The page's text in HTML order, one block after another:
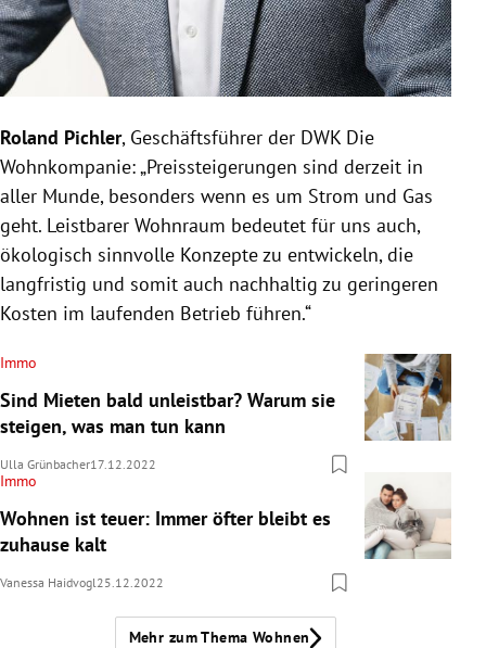
Roland Pichler, Geschäftsführer der DWK Die
Wohnkompanie: „Preissteigerungen sind derzeit in
aller Munde, besonders wenn es um Strom und Gas
geht. Leistbarer Wohnraum bedeutet für uns auch,
ökologisch sinnvolle Konzepte zu entwickeln, die
langfristig und somit auch nachhaltig zu geringeren
Kosten im laufenden Betrieb führen.“
Immo
Sind Mieten bald unleistbar? Warum sie
steigen, was man tun kann
Ulla Grünbacher17.12.2022
Immo
Wohnen ist teuer: Immer öfter bleibt es
zuhause kalt
Vanessa Haidvogl25.12.2022
Mehr zum Thema Wohnen